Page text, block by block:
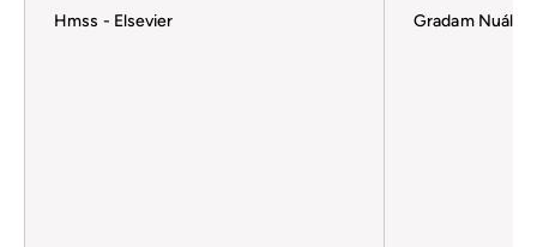
Hmss - Elsevier Gradam